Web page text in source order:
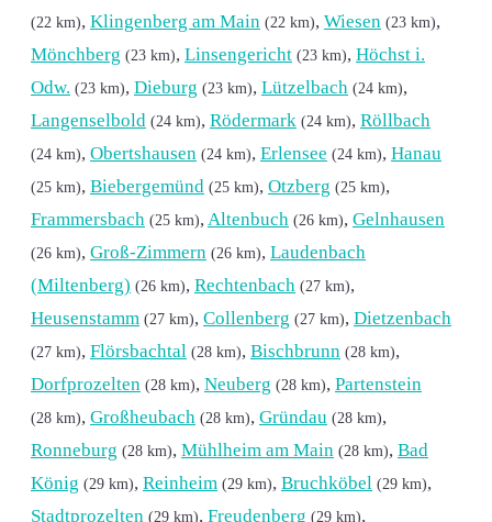
(22 km), Klingenberg am Main (22 km), Wiesen (23 km),
Mönchberg (23 km), Linsengericht (23 km), Höchst i.
Odw. (23 km), Dieburg (23 km), Lützelbach (24 km),
Langenselbold (24 km), Rödermark (24 km), Röllbach
(24 km), Obertshausen (24 km), Erlensee (24 km), Hanau
(25 km), Biebergemünd (25 km), Otzberg (25 km),
Frammersbach (25 km), Altenbuch (26 km), Gelnhausen
(26 km), Groß-Zimmern (26 km), Laudenbach
(Miltenberg) (26 km), Rechtenbach (27 km),
Heusenstamm (27 km), Collenberg (27 km), Dietzenbach
(27 km), Flörsbachtal (28 km), Bischbrunn (28 km),
Dorfprozelten (28 km), Neuberg (28 km), Partenstein
(28 km), Großheubach (28 km), Gründau (28 km),
Ronneburg (28 km), Mühlheim am Main (28 km), Bad
König (29 km), Reinheim (29 km), Bruchköbel (29 km),
Stadtprozelten (29 km), Freudenberg (29 km),